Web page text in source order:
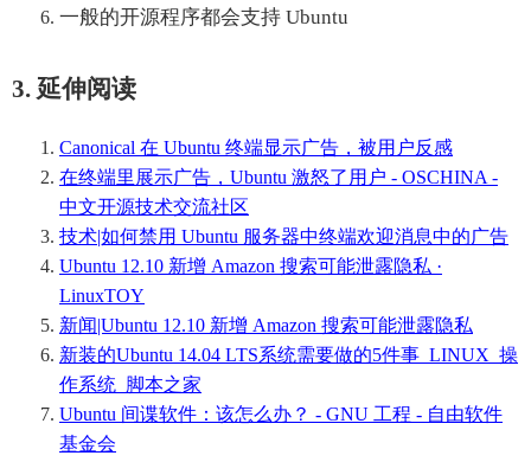
一般的开源程序都会支持 Ubuntu
3. 延伸阅读
Canonical 在 Ubuntu 终端显示广告，被用户反感
在终端里展示广告，Ubuntu 激怒了用户 - OSCHINA -
中文开源技术交流社区
技术|如何禁用 Ubuntu 服务器中终端欢迎消息中的广告
Ubuntu 12.10 新增 Amazon 搜索可能泄露隐私 ·
LinuxTOY
新闻|Ubuntu 12.10 新增 Amazon 搜索可能泄露隐私
新装的Ubuntu 14.04 LTS系统需要做的5件事_LINUX_操
作系统_脚本之家
Ubuntu 间谍软件：该怎么办？ - GNU 工程 - 自由软件
基金会